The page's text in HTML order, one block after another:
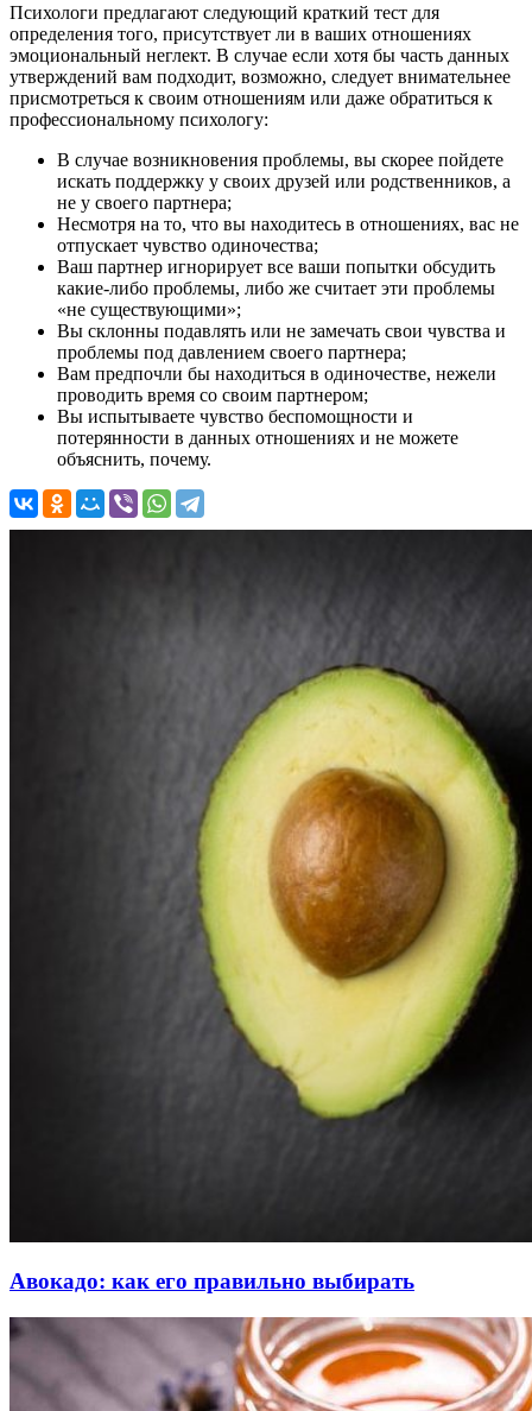
Психологи предлагают следующий краткий тест для
определения того, присутствует ли в ваших отношениях
эмоциональный неглект. В случае если хотя бы часть данных
утверждений вам подходит, возможно, следует внимательнее
присмотреться к своим отношениям или даже обратиться к
профессиональному психологу:
В случае возникновения проблемы, вы скорее пойдете
искать поддержку у своих друзей или родственников, а
не у своего партнера;
Несмотря на то, что вы находитесь в отношениях, вас не
отпускает чувство одиночества;
Ваш партнер игнорирует все ваши попытки обсудить
какие-либо проблемы, либо же считает эти проблемы
«не существующими»;
Вы склонны подавлять или не замечать свои чувства и
проблемы под давлением своего партнера;
Вам предпочли бы находиться в одиночестве, нежели
проводить время со своим партнером;
Вы испытываете чувство беспомощности и
потерянности в данных отношениях и не можете
объяснить, почему.
Авокадо: как его правильно выбирать